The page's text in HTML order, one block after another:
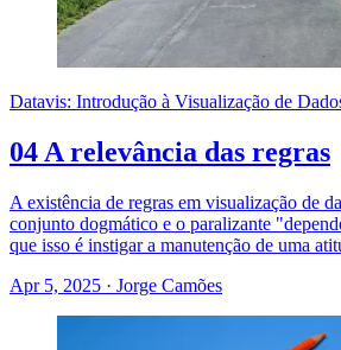
Datavis: Introdução à Visualização de
04 A relevância das regras
A existência de regras em visualização de
conjunto dogmático e o paralizante
que isso é instigar a manutenção de uma
Apr 5, 2025 · Jorge Camões